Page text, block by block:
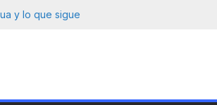
Figueroa con
víctima.